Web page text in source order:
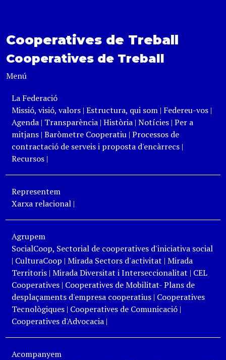
Cooperatives de Treball
Cooperatives de Treball
Menú
La Federació
Missió, visió, valors| Estructura, qui som| Federeu-vos|
Agenda | Transparència| Història| Notícies | Per a
mitjans| Baròmetre Cooperatiu| Processos de
contractació de serveis i proposta d'encàrrecs|
Recursos|
Representem
Xarxa relacional|
Agrupem
SocialCoop, Sectorial de cooperatives d'iniciativa social
| CulturaCoop | Mirada Sectors d'activitat | Mirada
Territoris| Mirada Diversitat i Interseccionalitat | CEL
Cooperatives| Cooperatives de Mobilitat- Plans de
desplaçaments d'empresa cooperatius| Cooperatives
Tecnològiques| Cooperatives de Comunicació|
Cooperatives d'Advocacia|
Acompanyem